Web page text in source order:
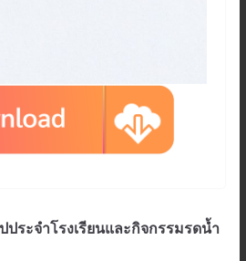
ระจำโรงเรียนและกิจกรรมรดน้ำ